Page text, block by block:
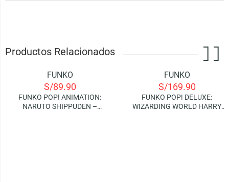
Productos Relacionados
FUNKO
S/89.90
FUNKO POP! ANIMATION:
NARUTO SHIPPUDEN –
FUNKO
S/169.90
FUNKO POP! DELUXE:
WIZARDING WORLD HARRY